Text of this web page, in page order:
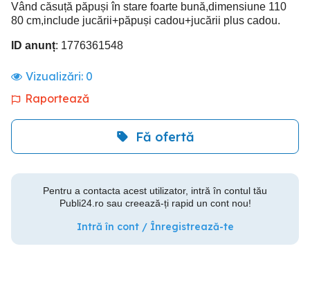
Vând căsuță păpuși în stare foarte bună,dimensiune 110
80 cm,include jucării+păpuși cadou+jucării plus cadou.
ID anunț: 1776361548
Vizualizări: 0
Raportează
Fă ofertă
Pentru a contacta acest utilizator, intră în contul tău
Publi24.ro sau creează-ți rapid un cont nou!
Intră în cont / Înregistrează-te